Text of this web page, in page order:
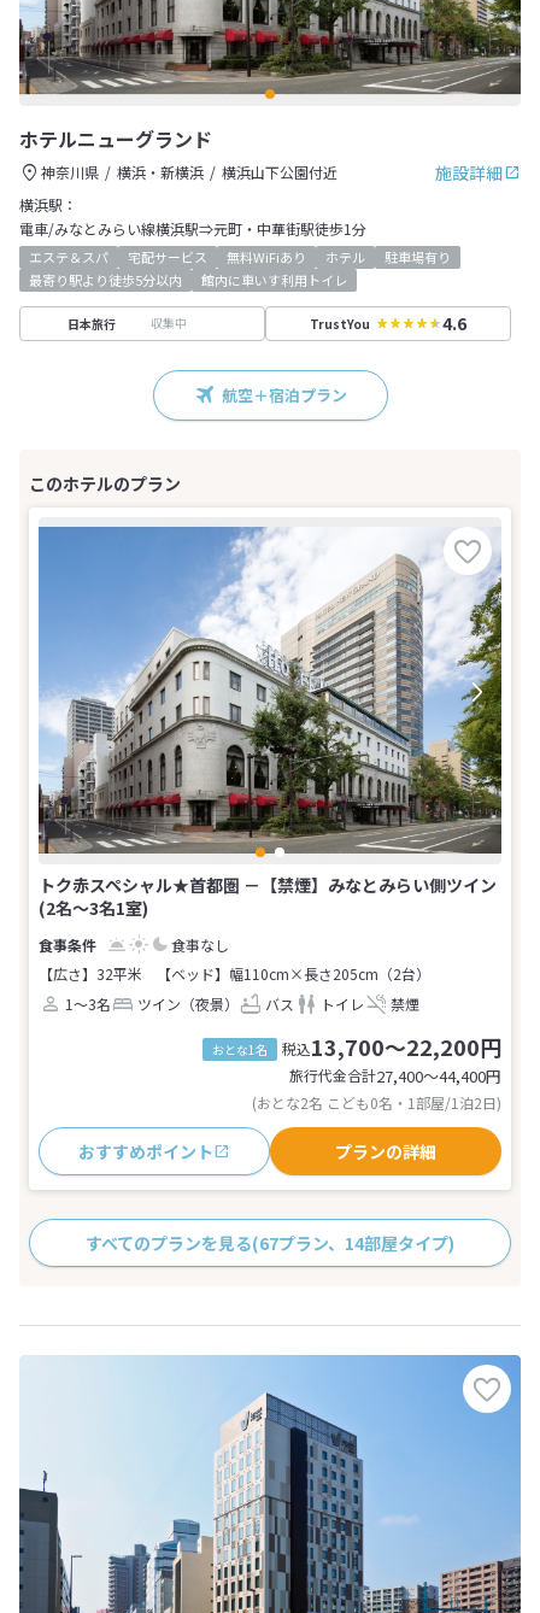
ホテルニューグランド
施設詳細
神奈川県 横浜・新横浜
横浜山下公園付近
横浜駅：
電車/みなとみらい線横浜駅⇒元町・中華街駅徒歩1分
エステ＆スパ 宅配サービス 無料WiFiあり ホテル
駐車場有り
最寄り駅より徒歩5分以内
館内に車いす利用トイレ
日本旅行 収集中 TrustYou 4.6
航空＋宿泊プラン
トク赤スペシャル★首都圏 －【禁煙】みなとみらい側ツイン
(2名～3名1室)
食事なし
【広さ】32平米
【ベッド】幅110cm×長さ205cm（2台）
1～3名
ツイン（夜景） バス トイレ 禁煙
おとな1名 税込13,700～22,200円
旅行代金合計27,400〜44,400円
(おとな2名 こども0名・1部屋/1泊2日)
おすすめポイント プランの詳細
すべてのプランを見る(67プラン、14部屋タイプ)